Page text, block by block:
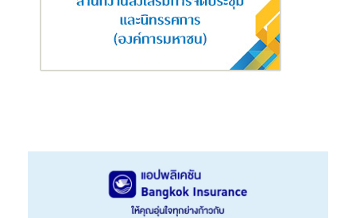
มาเซราติ สายพันธุ์ โฟลกอเร ขับเคลื่อนด้วยไฟฟ้า 100% มาพร้อม
แพ็กเกจรับประกันคุณภาพตัวรถ 3 ปี ไม่จำกัดระยะทาง* รับประกัน
แบตเตอรี่ High-voltage 8 ปี หรือ 160,000 กิโลเมตร*
ข้อมูลเพิ่มเติม กรุณาติดต่อ: มาเซราติ ประเทศไทย
โชว์รูมสุขุมวิท 26 โทร. 02-663-2233